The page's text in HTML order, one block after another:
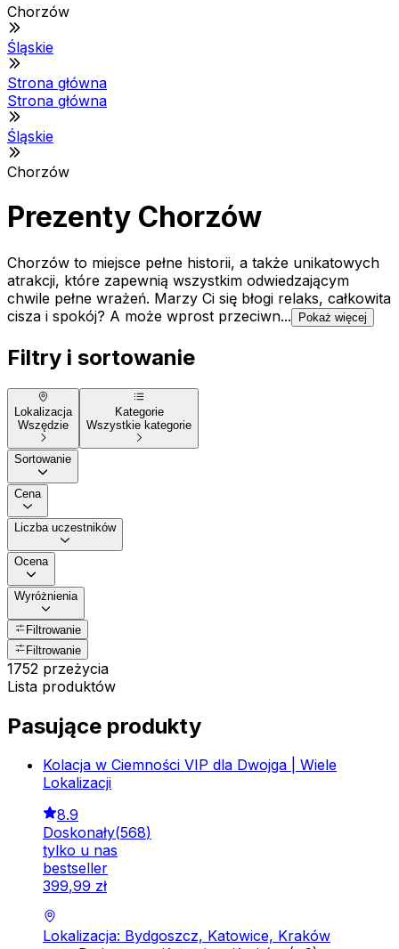
Chorzów
Śląskie
Strona główna
Strona główna
Śląskie
Chorzów
Prezenty Chorzów
Chorzów to miejsce pełne historii, a także unikatowych
atrakcji, które zapewnią wszystkim odwiedzającym
chwile pełne wrażeń. Marzy Ci się błogi relaks, całkowita
cisza i spokój? A może wprost przeciwn...
Pokaż więcej
Filtry i sortowanie
Lokalizacja
Wszędzie
Kategorie
Wszystkie kategorie
Sortowanie
Cena
Liczba uczestników
Ocena
Wyróżnienia
Filtrowanie
Filtrowanie
1752 przeżycia
Lista produktów
Pasujące produkty
Kolacja w Ciemności VIP dla Dwojga | Wiele
Lokalizacji
8.9
Doskonały(568)
tylko u nas
bestseller
399,99 zł
Lokalizacja: Bydgoszcz, Katowice, Kraków